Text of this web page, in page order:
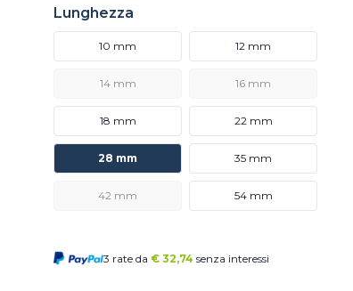
Lunghezza
10 mm 12 mm
14 mm 16 mm
18 mm 22 mm
28 mm 35 mm
42 mm 54 mm
3 rate da € 32,74 senza interessi